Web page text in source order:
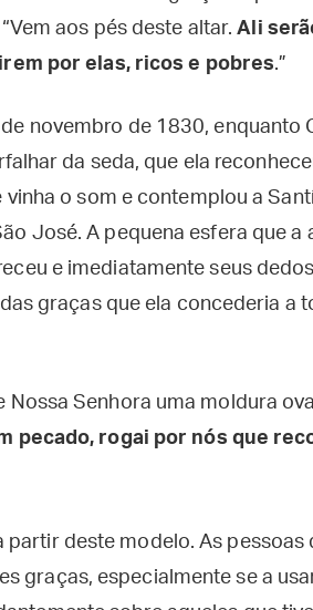
aos pés deste altar.Ali
por elas, ricos e pobres.”
novembro de 1830, enquanto
da seda, que ela
o som e contemplou a
José. A pequena esfera que
e imediatamente seus
graças que ela concederia a
Nossa Senhora uma moldura
pecado, rogai por nós que
partir deste modelo. As
graças, especialmente se a